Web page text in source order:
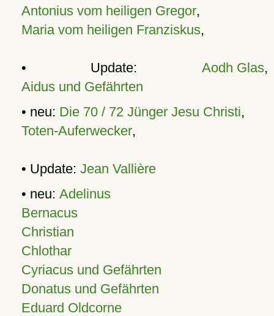
Antonius vom heiligen Gregor,
Maria vom heiligen Franziskus,
• Update: Aodh Glas,
Aidus und Gefährten
• neu: Die 70 / 72 Jünger Jesu Christi,
Toten-Auferwecker,
• Update: Jean Vallière
• neu: Adelinus
Bernacus
Christian
Chlothar
Cyriacus und Gefährten
Donatus und Gefährten
Eduard Oldcorne